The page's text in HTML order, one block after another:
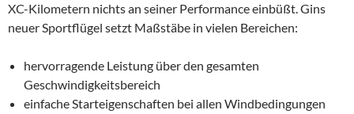
XC-Kilometern nichts an seiner Performance einbüßt. Gins
neuer Sportflügel setzt Maßstäbe in vielen Bereichen:
hervorragende Leistung über den gesamten
Geschwindigkeitsbereich
einfache Starteigenschaften bei allen Windbedingungen